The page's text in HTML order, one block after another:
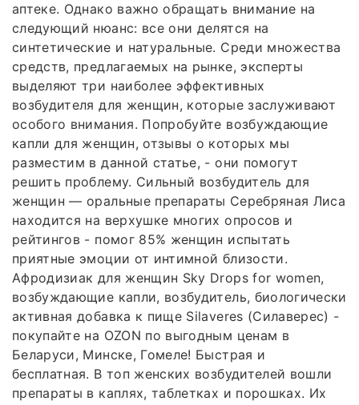
аптеке. Однако важно обращать внимание на
следующий нюанс: все они делятся на
синтетические и натуральные. Среди множества
средств, предлагаемых на рынке, эксперты
выделяют три наиболее эффективных
возбудителя для женщин, которые заслуживают
особого внимания. Попробуйте возбуждающие
капли для женщин, отзывы о которых мы
разместим в данной статье, - они помогут
решить проблему. Сильный возбудитель для
женщин — оральные препараты Серебряная Лиса
находится на верхушке многих опросов и
рейтингов - помог 85% женщин испытать
приятные эмоции от интимной близости.
Афродизиак для женщин Sky Drops for women,
возбуждающие капли, возбудитель, биологически
активная добавка к пище Silaveres (Силаверес) -
покупайте на OZON по выгодным ценам в
Беларуси, Минске, Гомеле! Быстрая и
бесплатная. В топ женских возбудителей вошли
препараты в каплях, таблетках и порошках. Их